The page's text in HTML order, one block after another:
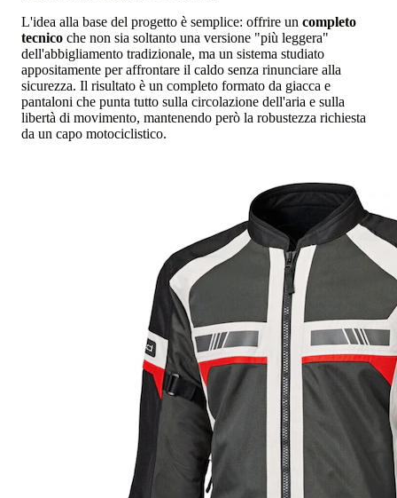
L'idea alla base del progetto è semplice: offrire un completo
tecnico che non sia soltanto una versione "più leggera"
dell'abbigliamento tradizionale, ma un sistema studiato
appositamente per affrontare il caldo senza rinunciare alla
sicurezza. Il risultato è un completo formato da giacca e
pantaloni che punta tutto sulla circolazione dell'aria e sulla
libertà di movimento, mantenendo però la robustezza richiesta
da un capo motociclistico.